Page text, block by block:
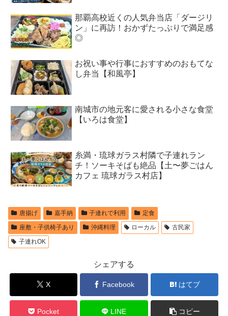
那覇高校近くの人気弁当店「ダージリ
ン」に再訪！おかずたっぷりで満足感
◎
お祝い事や行事におすすめのおもてな
し弁当【和風亭】
南城市の地元客に愛される小さな食堂
【いろは食堂】
糸満・琉球ガラス村隣で子連れラン
チ！ソーキそばも絶品【土〜夢ごはん
カフェ 琉球ガラス村店】
唐揚げ 嘉手納 子連れで利用
定食
座敷・子供椅子あり
沖縄料理 ローカル
古民家
子連れOK
シェアする
X Facebook はてブ
Pocket LINE コピー